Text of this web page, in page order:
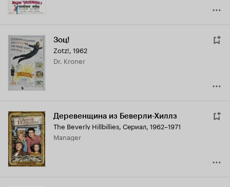
Зоц!
Zotz!, 1962
Dr. Kroner
Деревенщина из Беверли-Хиллз
The Beverly Hillbillies, Сериал, 1962–1971
Manager